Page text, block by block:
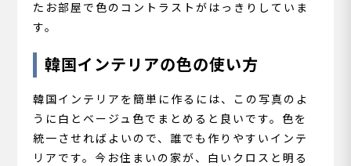
たお部屋で色のコントラストがはっきりしていま
す。
韓国インテリアの色の使い方
韓国インテリアを簡単に作るには、この写真のよ
うに白とベージュ色でまとめると良いです。色を
統一させればよいので、誰でも作りやすいインテ
リアです。今お住まいの家が、白いクロスと明る